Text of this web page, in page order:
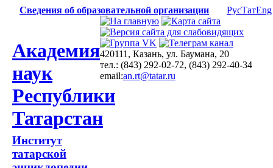
Сведения об образовательной организации РусТатEng
Академия
наук
Республики
Татарстан
Институт
татарской
420111, Казань, ул. Баумана, 20
тел.: (843) 292-02-72, (843) 292-40-34
email:an.rt@tatar.ru